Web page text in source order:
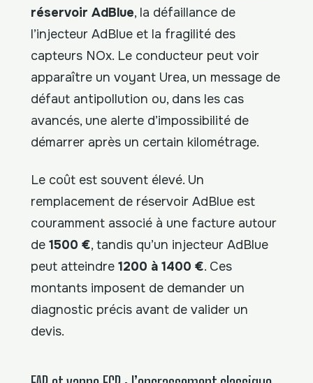
réservoir AdBlue, la défaillance de
l’injecteur AdBlue et la fragilité des
capteurs NOx. Le conducteur peut voir
apparaître un voyant Urea, un message de
défaut antipollution ou, dans les cas
avancés, une alerte d’impossibilité de
démarrer après un certain kilométrage.
Le coût est souvent élevé. Un
remplacement de réservoir AdBlue est
couramment associé à une facture autour
de 1500 €, tandis qu’un injecteur AdBlue
peut atteindre 1200 à 1400 €. Ces
montants imposent de demander un
diagnostic précis avant de valider un
devis.